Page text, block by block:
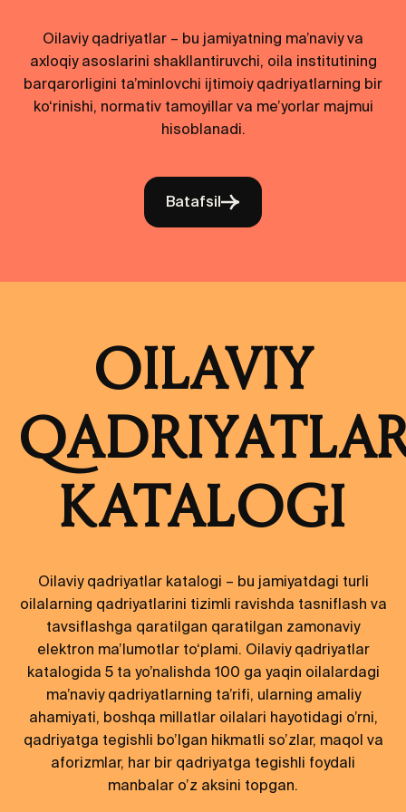
Oilaviy qadriyatlar – bu jamiyatning ma’naviy va
axloqiy asoslarini shakllantiruvchi, oila institutining
barqarorligini ta’minlovchi ijtimoiy qadriyatlarning bir
ko‘rinishi, normativ tamoyillar va me’yorlar majmui
hisoblanadi.
Batafsil
OILAVIY
KATALOGI
Oilaviy qadriyatlar katalogi – bu jamiyatdagi turli
oilalarning qadriyatlarini tizimli ravishda tasniflash va
tavsiflashga qaratilgan qaratilgan zamonaviy
elektron ma’lumotlar to‘plami. Oilaviy qadriyatlar
katalogida 5 ta yo’nalishda 100 ga yaqin oilalardagi
ma’naviy qadriyatlarning ta’rifi, ularning amaliy
ahamiyati, boshqa millatlar oilalari hayotidagi o’rni,
qadriyatga tegishli bo’lgan hikmatli so’zlar, maqol va
aforizmlar, har bir qadriyatga tegishli foydali
manbalar o’z aksini topgan.